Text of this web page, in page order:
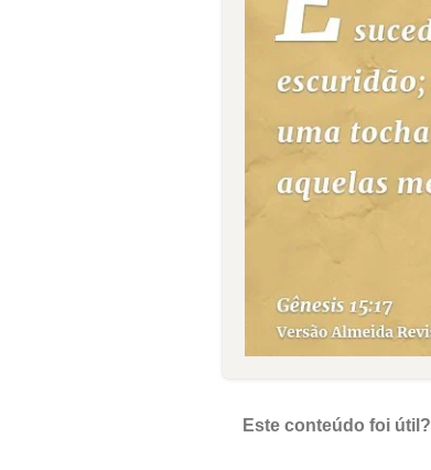
Este conteúdo foi útil?